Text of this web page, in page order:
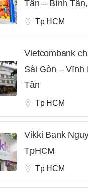
Tấn – Bình
Tp HCM
Vietcombank
Sài Gòn – Vĩnh
Tân
Tp HCM
Vikki Bank
TpHCM
Tp HCM